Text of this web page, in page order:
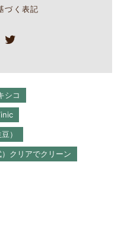
づく表記
シコ
）
クリアでクリーン